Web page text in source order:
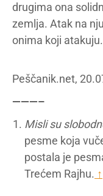
drugima ona
zemlja. Atak na
onima koji atakuju.
Peščanik.net,
———–
Misli su
pesme koja
postala je
Trećem Rajhu. ↑